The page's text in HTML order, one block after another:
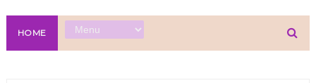
HOME